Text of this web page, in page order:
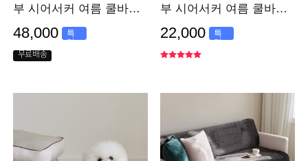
부 시어서커 여름 쿨바디
필로우 (솜포함)
48,000
특
가
무료배송
부 시어서커 여름 쿨바디
필로우 커버
22,000
특
가